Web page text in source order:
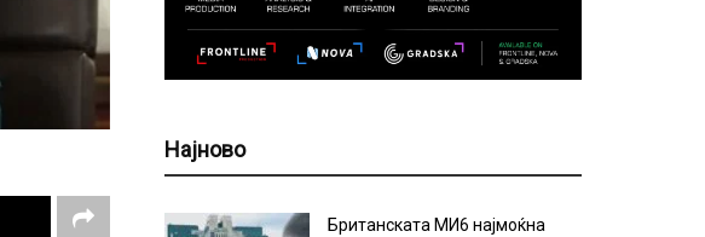
Најново
Британската МИ6 најмоќна